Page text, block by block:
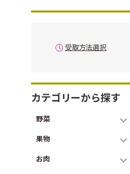
受取方法選択
カテゴリーから探す
野菜
果物
お肉